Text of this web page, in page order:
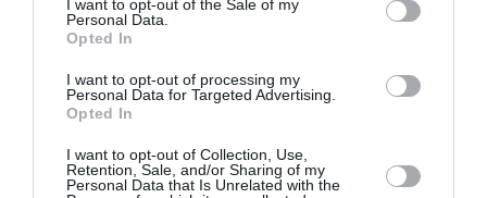
I want to opt-out of the Sale of my
Personal Data.
Opted In
I want to opt-out of processing my
Personal Data for Targeted Advertising.
Opted In
I want to opt-out of Collection, Use,
Retention, Sale, and/or Sharing of my
Personal Data that Is Unrelated with the
Tags
ΝΕΕΣ ΤΑΙΝΙΕΣ - ΤΑΙΝΙΕΣ ΤΗΣ ΕΒΔΟΜΑΔΑΣ
ΞΕΝΕΣ ΤΑΙΝΙΕΣ
ΠΕΡΙΠΕΤΕΙΑ - ΑΣΤΥΝΟΜΙΚΟ
Newsletter